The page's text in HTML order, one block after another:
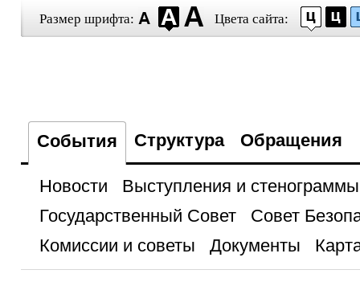
Размер шрифта: Цвета сайта:
События Структура Обращения
Новости
Выступления и стенограммы
Государственный Совет
Совет
Комиссии и советы
Документы